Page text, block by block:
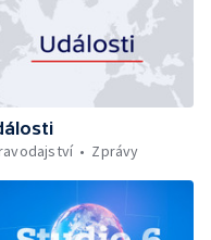
Zprávy